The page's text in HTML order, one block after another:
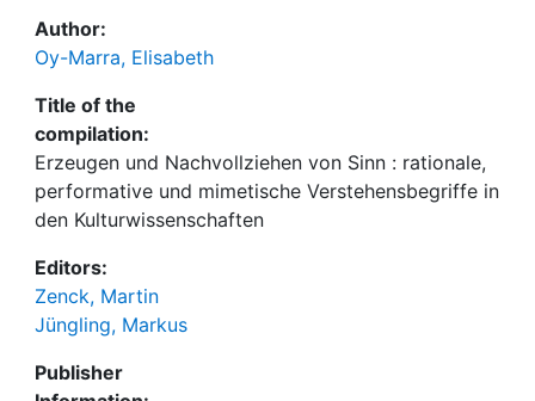
Author:
Oy-Marra, Elisabeth
Title of the
compilation:
Erzeugen und Nachvollziehen von Sinn : rationale,
performative und mimetische Verstehensbegriffe in
den Kulturwissenschaften
Editors:
Zenck, Martin
Jüngling, Markus
Publisher